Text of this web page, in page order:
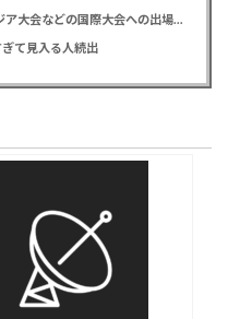
競泳・本多灯 危険運転致傷で起訴、アジア大会などの国際大会への出場を辞退
て見入る人続出